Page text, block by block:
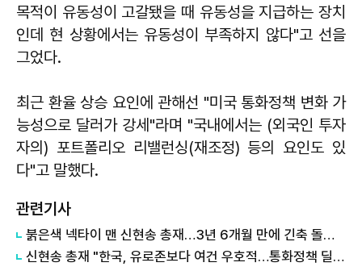
목적이 유동성이 고갈됐을 때 유동성을 지급하는 장치
인데 현 상황에서는 유동성이 부족하지 않다"고 선을
그었다.
최근 환율 상승 요인에 관해선 "미국 통화정책 변화 가
능성으로 달러가 강세"라며 "국내에서는 (외국인 투자
자의) 포트폴리오 리밸런싱(재조정) 등의 요인도 있
다"고 말했다.
관련기사
붉은색 넥타이 맨 신현송 총재…3년 6개월 만에 긴축 돌입할까
신현송 총재 "한국, 유로존보다 여건 우호적…통화정책 딜레마 적다"